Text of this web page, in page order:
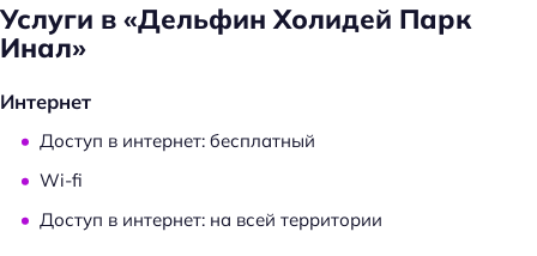
Услуги в «Дельфин Холидей Парк
Инал»
Интернет
Доступ в интернет: бесплатный
Wi-fi
Доступ в интернет: на всей территории
Н
а
т